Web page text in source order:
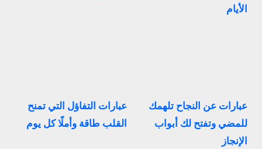
الأيام
عبارات عن النجاح تلهمك
للمضي وتفتح لك أبواب
الإنجاز
عبارات التفاؤل التي تمنح
القلب طاقة وأملًا كل يوم